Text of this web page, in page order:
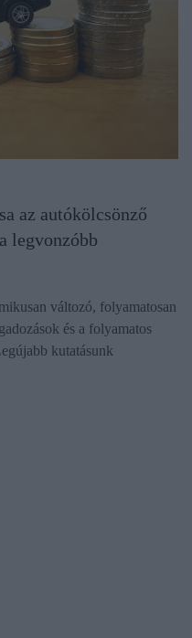
az autókölcsönző
legvonzóbb
változó, folyamatosan
és a folyamatos
kutatásunk